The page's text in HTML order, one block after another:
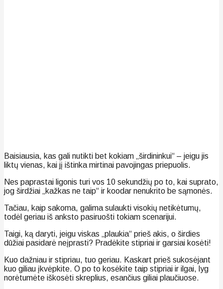
Baisiausia, kas gali nutikti bet kokiam „širdininkui“ – jeigu jis
liktų vienas, kai jį ištinka mirtinai pavojingas priepuolis.
Nes paprastai ligonis turi vos 10 sekundžių po to, kai suprato,
jog širdžiai „kažkas ne taip“ ir koodar nenukrito be sąmonės.
Tačiau, kaip sakoma, galima sulaukti visokių netikėtumų,
todėl geriau iš anksto pasiruošti tokiam scenarijui.
Taigi, ką daryti, jeigu viskas „plaukia“ prieš akis, o širdies
dūžiai pasidarė neįprasti? Pradėkite stipriai ir garsiai kosėti!
Kuo dažniau ir stipriau, tuo geriau. Kaskart prieš sukosėjant
kuo giliau įkvėpkite. O po to kosėkite taip stipriai ir ilgai, lyg
norėtumėte iškosėti skreplius, esančius giliai plaučiuose.